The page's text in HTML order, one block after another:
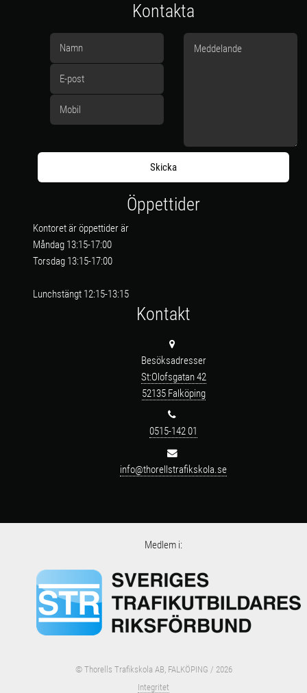
Kontakta
Öppettider
Kontoret är öppettider är
Måndag 13:15-17:00
Torsdag 13:15-17:00
Lunchstängt 12:15-13:15
Kontakt
Besöksadresser
St:Olofsgatan 42
52135 Falköping
0515-142 01
info@thorellstrafikskola.se
Medlem i:
© Thorells Trafikskola AB, FALKÖPING / 2026
Integritet